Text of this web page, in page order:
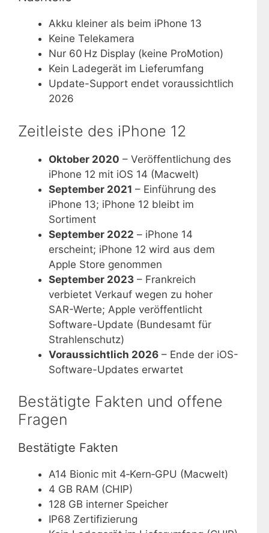
Akku kleiner als beim iPhone 13
Keine Telekamera
Nur 60 Hz Display (keine ProMotion)
Kein Ladegerät im Lieferumfang
Update-Support endet voraussichtlich
2026
Zeitleiste des iPhone 12
Oktober 2020 – Veröffentlichung des
iPhone 12 mit iOS 14 (Macwelt)
September 2021 – Einführung des
iPhone 13; iPhone 12 bleibt im
Sortiment
September 2022 – iPhone 14
erscheint; iPhone 12 wird aus dem
Apple Store genommen
September 2023 – Frankreich
verbietet Verkauf wegen zu hoher
SAR-Werte; Apple veröffentlicht
Software-Update (Bundesamt für
Strahlenschutz)
Voraussichtlich 2026 – Ende der iOS-
Software-Updates erwartet
Bestätigte Fakten und offene
Fragen
Bestätigte Fakten
A14 Bionic mit 4‑Kern‑GPU (Macwelt)
4 GB RAM (CHIP)
128 GB interner Speicher
IP68 Zertifizierung